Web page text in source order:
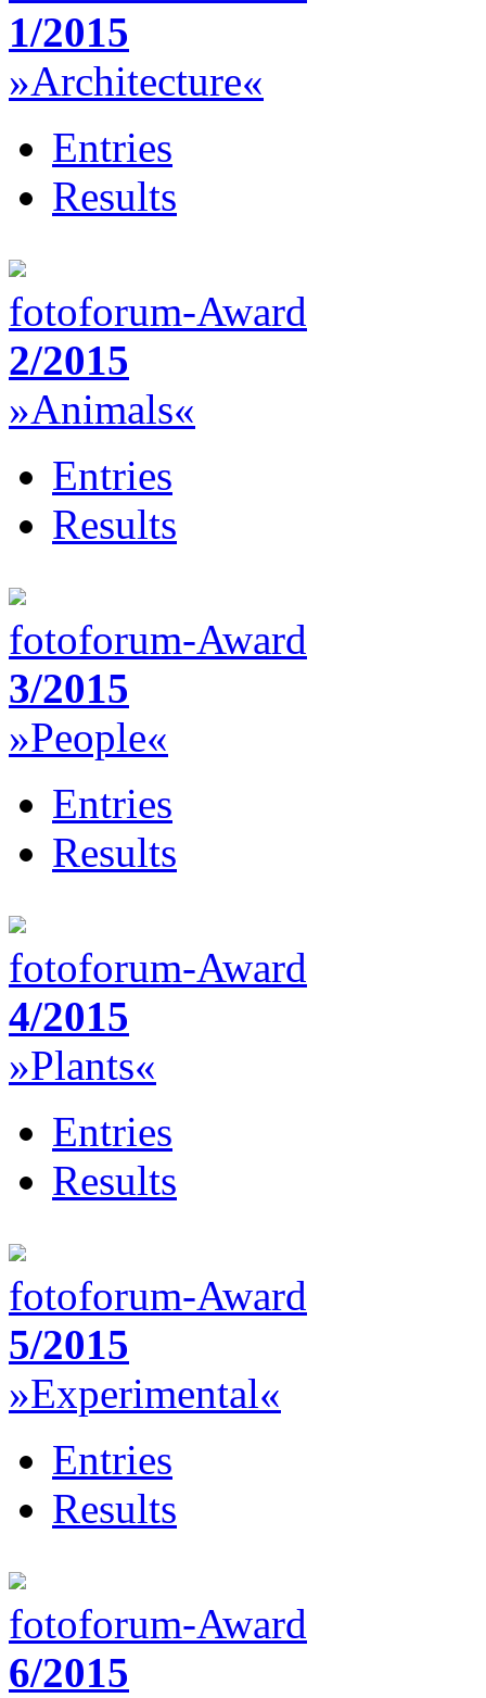
1/2015
»Architecture«
Entries
Results
fotoforum-Award
2/2015
»Animals«
Entries
Results
fotoforum-Award
3/2015
»People«
Entries
Results
fotoforum-Award
4/2015
»Plants«
Entries
Results
fotoforum-Award
5/2015
»Experimental«
Entries
Results
fotoforum-Award
6/2015